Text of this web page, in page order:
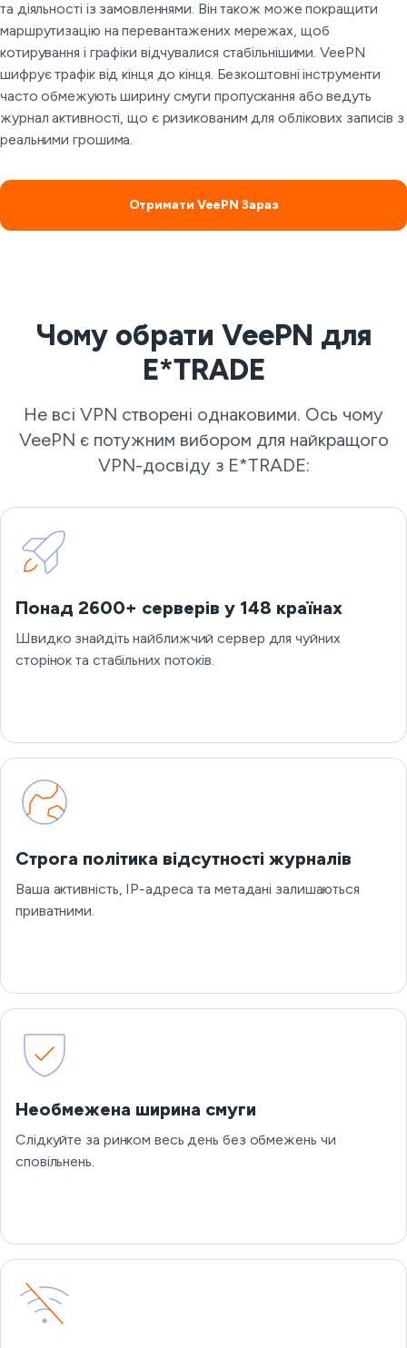
та діяльності із замовленнями. Він також може покращити
маршрутизацію на перевантажених мережах, щоб
котирування і графіки відчувалися стабільнішими. VeePN
шифрує трафік від кінця до кінця. Безкоштовні інструменти
часто обмежують ширину смуги пропускання або ведуть
журнал активності, що є ризикованим для облікових записів з
реальними грошима.
Отримати VeePN Зараз
Чому обрати VeePN для
E*TRADE
Не всі VPN створені однаковими. Ось чому
VeePN є потужним вибором для найкращого
VPN-досвіду з E*TRADE:
Понад 2600+ серверів у 148 країнах
Швидко знайдіть найближчий сервер для чуйних
сторінок та стабільних потоків.
Строга політика відсутності журналів
Ваша активність, IP-адреса та метадані залишаються
приватними.
Необмежена ширина смуги
Слідкуйте за ринком весь день без обмежень чи
сповільнень.